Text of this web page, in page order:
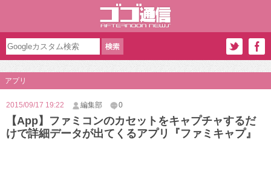
アプリ
2015/09/17 19:22 編集部 0
【App】ファミコンのカセットをキャプチャするだ
けで詳細データが出てくるアプリ『ファミキャプ』